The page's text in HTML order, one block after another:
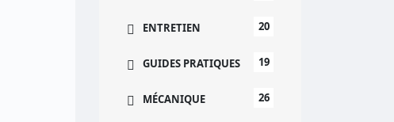
ENTRETIEN 20
GUIDES PRATIQUES 19
MÉCANIQUE 26